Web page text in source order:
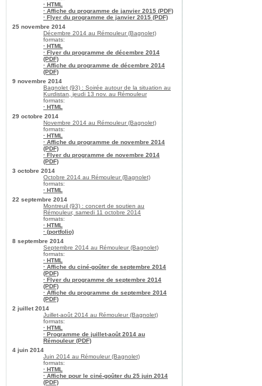
· HTML
· Affiche du programme de janvier 2015 (PDF)
· Flyer du programme de janvier 2015 (PDF)
25 novembre 2014
Décembre 2014 au Rémouleur (Bagnolet)
formats:
· HTML
· Flyer du programme de décembre 2014
(PDF)
· Affiche du programme de décembre 2014
(PDF)
9 novembre 2014
Bagnolet (93) : Soirée autour de la situation au
Kurdistan, jeudi 13 nov. au Rémouleur
formats:
· HTML
29 octobre 2014
Novembre 2014 au Rémouleur (Bagnolet)
formats:
· HTML
· Affiche du programme de novembre 2014
(PDF)
· Flyer du programme de novembre 2014
(PDF)
3 octobre 2014
Octobre 2014 au Rémouleur (Bagnolet)
formats:
· HTML
22 septembre 2014
Montreuil (93) : concert de soutien au
Rémouleur, samedi 11 octobre 2014
formats:
· HTML
· (portfolio)
8 septembre 2014
Septembre 2014 au Rémouleur (Bagnolet)
formats:
· HTML
· Affiche du ciné-goûter de septembre 2014
(PDF)
· Flyer du programme de septembre 2014
(PDF)
· Affiche du programme de septembre 2014
(PDF)
2 juillet 2014
Juillet-août 2014 au Rémouleur (Bagnolet)
formats:
· HTML
· Programme de juillet-août 2014 au
Rémouleur (PDF)
4 juin 2014
Juin 2014 au Rémouleur (Bagnolet)
formats:
· HTML
· Affiche pour le ciné-goûter du 25 juin 2014
(PDF)